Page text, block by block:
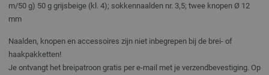
m/50 g) 50 g grijsbeige (kl. 4); sokkennaalden nr. 3,5; twee knopen Ø 12
mm
Naalden, knopen en accessoires zijn niet inbegrepen bij de brei- of
haakpakketten!
Je ontvangt het breipatroon gratis per e-mail met je verzendbevestiging. Op